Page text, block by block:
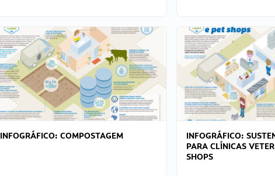
INFOGRÁFICO: COMPOSTAGEM
INFOGRÁFICO:
PARA CLÍNICAS
SHOPS